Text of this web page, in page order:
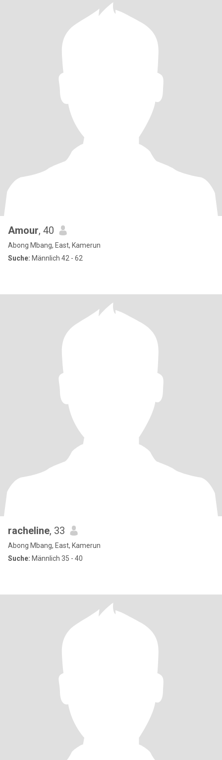
Amour, 40
Abong Mbang, East, Kamerun
Suche: Männlich 42 - 62
racheline, 33
Abong Mbang, East, Kamerun
Suche: Männlich 35 - 40